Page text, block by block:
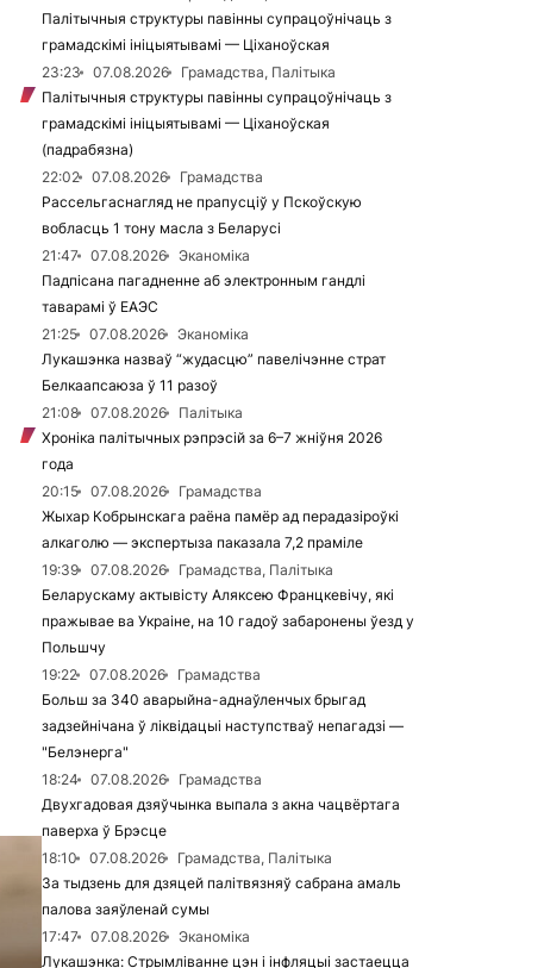
Палітычныя структуры павінны супрацоўнічаць з
грамадскімі ініцыятывамі — Ціханоўская
23:23
07.08.2026
Грамадства, Палітыка
Палітычныя структуры павінны супрацоўнічаць з
грамадскімі ініцыятывамі — Ціханоўская
(падрабязна)
22:02
07.08.2026
Грамадства
Рассельгаснагляд не прапусціў у Пскоўскую
вобласць 1 тону масла з Беларусі
21:47
07.08.2026
Эканоміка
Падпісана пагадненне аб электронным гандлі
таварамі ў ЕАЭС
21:25
07.08.2026
Эканоміка
Лукашэнка назваў “жудасцю” павелічэнне страт
Белкаапсаюза ў 11 разоў
21:08
07.08.2026
Палітыка
Хроніка палітычных рэпрэсій за 6–7 жніўня 2026
года
20:15
07.08.2026
Грамадства
Жыхар Кобрынскага раёна памёр ад перадазіроўкі
алкаголю — экспертыза паказала 7,2 праміле
19:39
07.08.2026
Грамадства, Палітыка
Беларускаму актывісту Аляксею Францкевічу, які
пражывае ва Украіне, на 10 гадоў забаронены ўезд у
Польшчу
19:22
07.08.2026
Грамадства
Больш за 340 аварыйна-аднаўленчых брыгад
задзейнічана ў ліквідацыі наступстваў непагадзі —
"Белэнерга"
18:24
07.08.2026
Грамадства
Двухгадовая дзяўчынка выпала з акна чацвёртага
паверха ў Брэсце
18:10
07.08.2026
Грамадства, Палітыка
За тыдзень для дзяцей палітвязняў сабрана амаль
палова заяўленай сумы
17:47
07.08.2026
Эканоміка
Лукашэнка: Стрымліванне цэн і інфляцыі застаецца